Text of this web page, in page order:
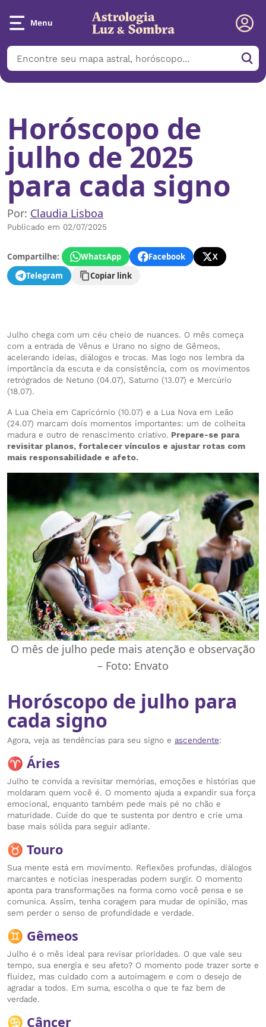
Menu
Início/Notícias/Horóscopo de julho de 2025 para cada signo
Horóscopo de
julho de 2025
para cada signo
Por: Claudia Lisboa
Publicado em 02/07/2025
Compartilhe: WhatsApp Facebook
X
Telegram
Copiar link
Julho chega com um céu cheio de nuances. O mês começa
com a entrada de Vênus e Urano no signo de Gêmeos,
acelerando ideias, diálogos e trocas. Mas logo nos lembra da
importância da escuta e da consistência, com os movimentos
retrógrados de Netuno (04.07), Saturno (13.07) e Mercúrio
(18.07).
A Lua Cheia em Capricórnio (10.07) e a Lua Nova em Leão
(24.07) marcam dois momentos importantes: um de colheita
madura e outro de renascimento criativo. Prepare-se para
revisitar planos, fortalecer vínculos e ajustar rotas com
mais responsabilidade e afeto.
O mês de julho pede mais atenção e observação
– Foto: Envato
Horóscopo de julho para
cada signo
Agora, veja as tendências para seu signo e ascendente:
♈ Áries
Julho te convida a revisitar memórias, emoções e histórias que
moldaram quem você é. O momento ajuda a expandir sua força
emocional, enquanto também pede mais pé no chão e
maturidade. Cuide do que te sustenta por dentro e crie uma
base mais sólida para seguir adiante.
♉ Touro
Sua mente está em movimento. Reflexões profundas, diálogos
marcantes e notícias inesperadas podem surgir. O momento
aponta para transformações na forma como você pensa e se
comunica. Assim, tenha coragem para mudar de opinião, mas
sem perder o senso de profundidade e verdade.
♊ Gêmeos
Julho é o mês ideal para revisar prioridades. O que vale seu
tempo, sua energia e seu afeto? O momento pode trazer sorte e
fluidez, mas cuidado com a autoimagem e com o desejo de
agradar a todos. Em suma, escolha o que te faz bem de
verdade.
♋ Câncer